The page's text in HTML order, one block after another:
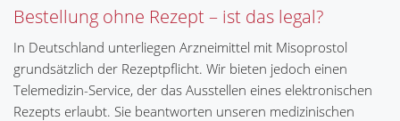
Bestellung ohne Rezept – ist das legal?
In Deutschland unterliegen Arzneimittel mit Misoprostol
grundsätzlich der Rezeptpflicht. Wir bieten jedoch einen
Telemedizin-Service, der das Ausstellen eines elektronischen
Rezepts erlaubt. Sie beantworten unseren medizinischen